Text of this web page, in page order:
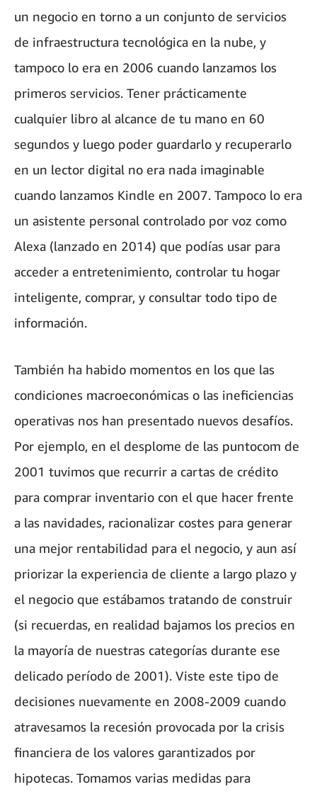
un negocio en torno a un conjunto de servicios
de infraestructura tecnológica en la nube, y
tampoco lo era en 2006 cuando lanzamos los
primeros servicios. Tener prácticamente
cualquier libro al alcance de tu mano en 60
segundos y luego poder guardarlo y recuperarlo
en un lector digital no era nada imaginable
cuando lanzamos Kindle en 2007. Tampoco lo era
un asistente personal controlado por voz como
Alexa (lanzado en 2014) que podías usar para
acceder a entretenimiento, controlar tu hogar
inteligente, comprar, y consultar todo tipo de
información.
También ha habido momentos en los que las
condiciones macroeconómicas o las ineficiencias
operativas nos han presentado nuevos desafíos.
Por ejemplo, en el desplome de las puntocom de
2001 tuvimos que recurrir a cartas de crédito
para comprar inventario con el que hacer frente
a las navidades, racionalizar costes para generar
una mejor rentabilidad para el negocio, y aun así
priorizar la experiencia de cliente a largo plazo y
el negocio que estábamos tratando de construir
(si recuerdas, en realidad bajamos los precios en
la mayoría de nuestras categorías durante ese
delicado período de 2001). Viste este tipo de
decisiones nuevamente en 2008-2009 cuando
atravesamos la recesión provocada por la crisis
financiera de los valores garantizados por
hipotecas. Tomamos varias medidas para